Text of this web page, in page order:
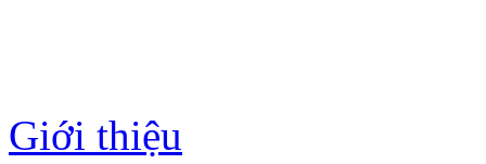
Giới thiệu